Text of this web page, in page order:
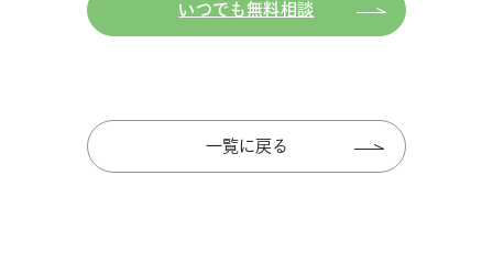
いつでも無料相談
一覧に戻る